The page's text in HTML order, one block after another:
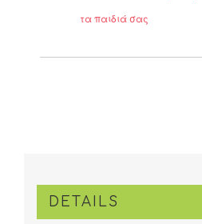
τα παιδιά σας
DETAILS